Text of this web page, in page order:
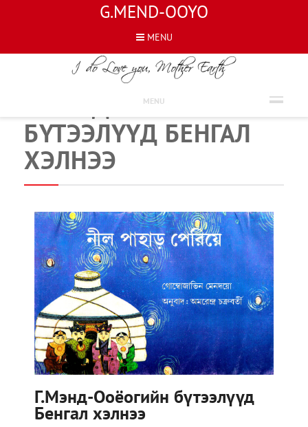
G.MEND-OOYO
MENU
MENU
МЭДЭЭЛЭЛ
Г.МЭНД-ООЁОГИЙН
БҮТЭЭЛҮҮД БЕНГАЛ
ХЭЛНЭЭ
Г.Мэнд-Ооёогийн бүтээлүүд
Бенгал хэлнээ